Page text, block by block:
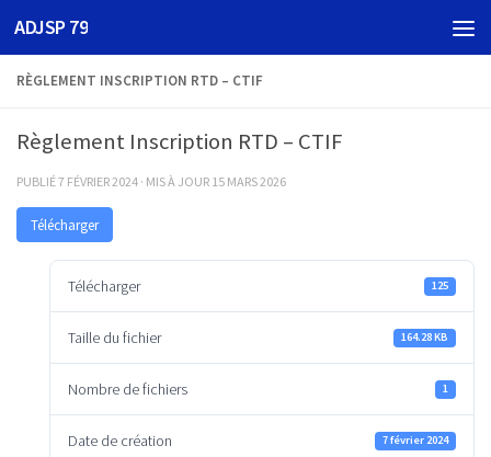
Skip to content
ADJSP 79
RÈGLEMENT INSCRIPTION RTD – CTIF
Règlement Inscription RTD – CTIF
PUBLIÉ7 FÉVRIER 2024 · MIS À JOUR 15 MARS 2026
Télécharger
Télécharger 125
Taille du fichier 164.28 KB
Nombre de fichiers 1
Date de création 7 février 2024